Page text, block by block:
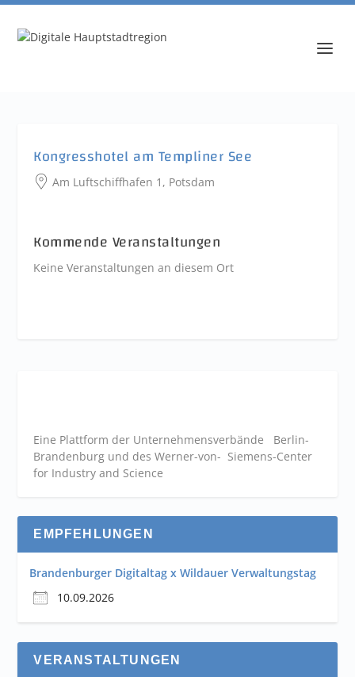
Kongresshotel am Templiner See
Am Luftschiffhafen 1, Potsdam
Kommende Veranstaltungen
Keine Veranstaltungen an diesem Ort
Eine Plattform der Unternehmensverbände Berlin-
Brandenburg und des Werner-von- Siemens-Center
for Industry and Science
EMPFEHLUNGEN
Brandenburger Digitaltag x Wildauer Verwaltungstag
10.09.2026
VERANSTALTUNGEN